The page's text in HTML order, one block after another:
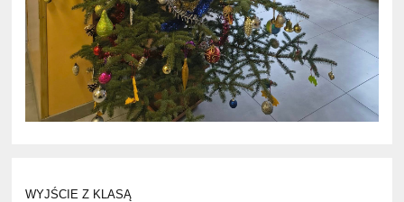
WYJŚCIE Z KLASĄ